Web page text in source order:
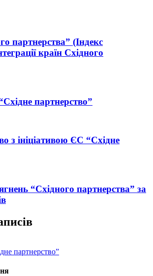
партнерства” (Індекс
країн Східного
партнерство”
з ініціативою ЄС “Східне
“Східного партнерства” за
партнерство”